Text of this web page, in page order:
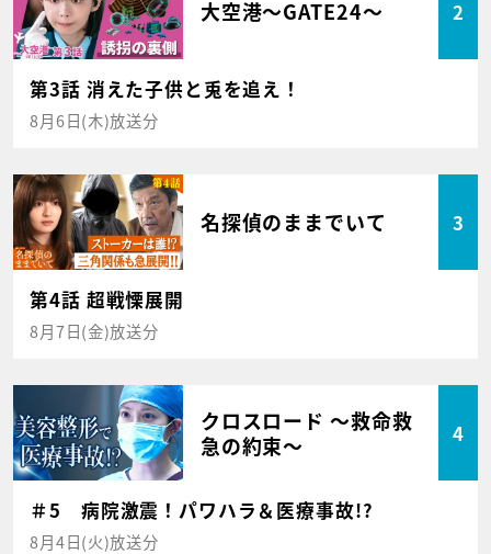
大空港～GATE24～ 2
第3話 消えた子供と兎を追え！
8月6日(木)放送分
名探偵のままでいて 3
第4話 超戦慄展開
8月7日(金)放送分
クロスロード ～救命救
急の約束～
4
＃5 病院激震！パワハラ＆医療事故!?
8月4日(火)放送分